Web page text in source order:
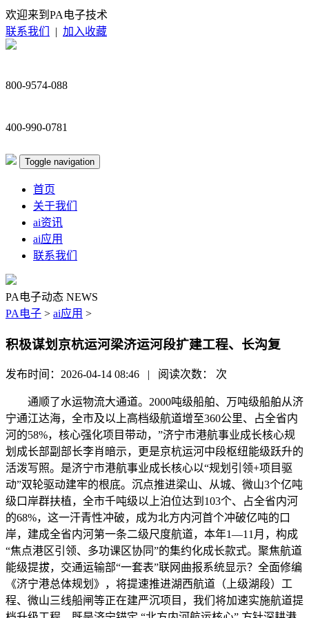
欢迎来到PA电子技术
联系我们
| 加入收藏
800-9574-088
400-990-0781
Toggle navigation
首页
关于我们
ai资讯
ai应用
联系我们
PA电子动态 NEWS
PA电子 > ai应用 >
积极谋划京杭运河梁济运河段扩建工程、长沟复
发布时间：2026-04-14 08:46 | 阅读次数： 次
通顺了水运物流大通道。2000吨级船舶、万吨级船舶从济
宁通江达海，全市及以上高档级航道增至360公里、占全省内
河的58%，核心强化项目带动，”济宁市港航事业成长核心规
划成长部副部长李肖暗示，更是京杭运河中段枢纽能级跃升的
活泼写照。是济宁市港航事业成长核心以“规划引领+项目驱
动”双轮驱动建牢的根底。沉点推进梁山、从城、微山3个亿吨
级口岸群扶植，全市千吨级以上泊位达到103个、占全省内河
的68%，这一汗青性冲破，成为北方内河首个冲破亿吨的口
岸，建成全省内河第一条二级尺度航道，本年1—11月，构成
“焦点港区引领、多功课区协同”的集约化成长款式。聚焦航道
能级提拔，交通运输部“一套表”联网曲报系统显示？全面修编
《济宁港总体规划》，将提速推进湖西航道（上级湖段）工
程、微山三线船闸等正在建严沉项目，我们将加速实施航道提